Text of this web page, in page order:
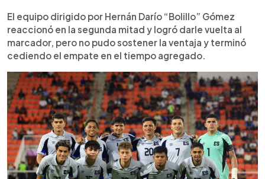
ambos tras asistencias de Brayan Gil. Cuando
parecía que el triunfo estaba asegurado,
Dominicana empató con un penal en el minuto
90+4. El resultado deja sensaciones mixtas para
el equipo salvadoreño, que mostró mejoría en
ataque pero no logró sostener la ventaja en el
cierre del partido.
El equipo dirigido por Hernán Darío “Bolillo” Gómez
reaccionó en la segunda mitad y logró darle vuelta al
marcador, pero no pudo sostener la ventaja y terminó
cediendo el empate en el tiempo agregado.